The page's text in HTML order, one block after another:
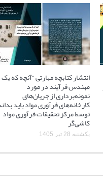
انتشار کتابچه مهارتی “آنچه که یک
مهندس فرآیند در مورد
نمونه‌برداری از جریان‌های
کارخانه‌های فرآوری مواد باید
توسط مرکز تحقیقات فرآوری مواد
کاشی‌گر
یکشنبه 28 تیر 1405